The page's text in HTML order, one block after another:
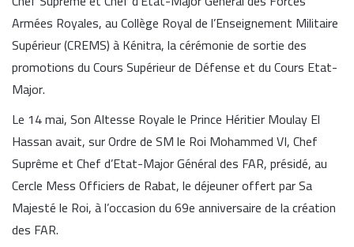
Armées Royales, au Collège Royal de l’Enseignement Militaire
Supérieur (CREMS) à Kénitra, la cérémonie de sortie des
promotions du Cours Supérieur de Défense et du Cours Etat-
Major.
Le 14 mai, Son Altesse Royale le Prince Héritier Moulay El
Hassan avait, sur Ordre de SM le Roi Mohammed VI, Chef
Suprême et Chef d’Etat-Major Général des FAR, présidé, au
Cercle Mess Officiers de Rabat, le déjeuner offert par Sa
Majesté le Roi, à l’occasion du 69e anniversaire de la création
des FAR.